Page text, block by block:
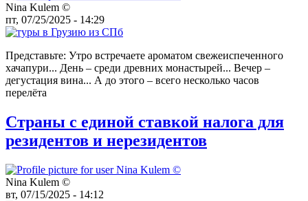
Nina Kulem ©️
пт, 07/25/2025 - 14:29
Представьте: Утро встречаете ароматом свежеиспеченного
хачапури... День – среди древних монастырей... Вечер –
дегустация вина... А до этого – всего несколько часов
перелёта
Страны с единой ставкой налога для
резидентов и нерезидентов
Nina Kulem ©️
вт, 07/15/2025 - 14:12